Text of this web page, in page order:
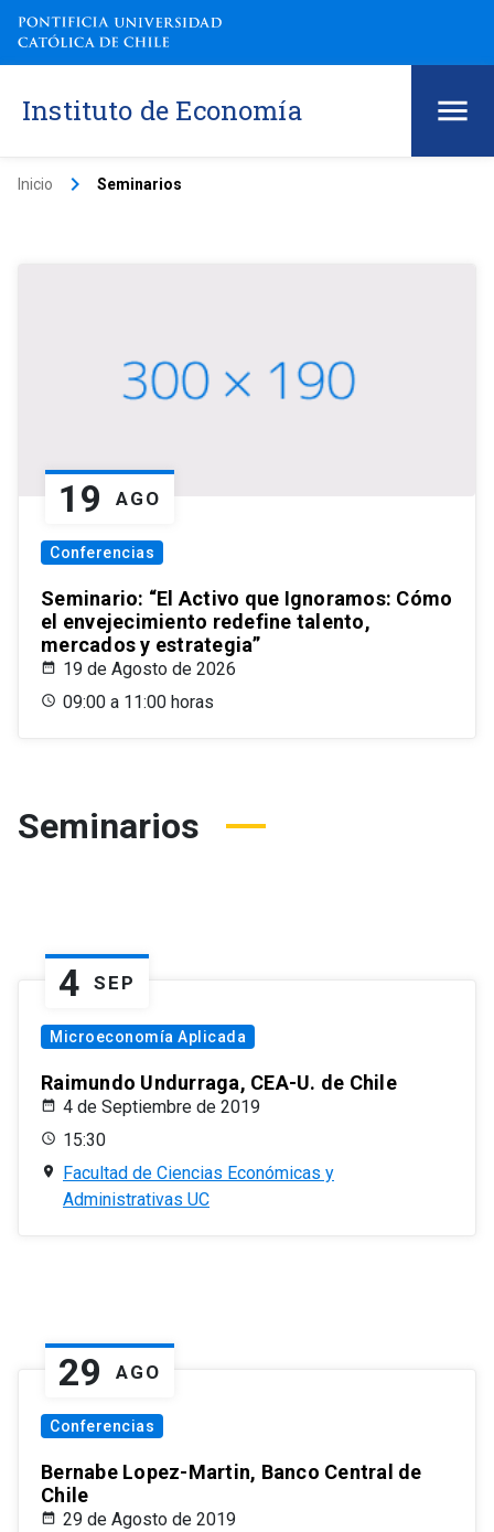
Instituto de Economía
Inicio keyboard_arrow_right Seminarios
19 AGO
Conferencias
Seminario: “El Activo que Ignoramos: Cómo
el envejecimiento redefine talento,
mercados y estrategia”
19 de Agosto de 2026
09:00 a 11:00 horas
Seminarios
4 SEP
Microeconomía Aplicada
Raimundo Undurraga, CEA-U. de Chile
4 de Septiembre de 2019
15:30
Facultad de Ciencias Económicas y
Administrativas UC
29 AGO
Conferencias
Bernabe Lopez-Martin, Banco Central de
Chile
29 de Agosto de 2019